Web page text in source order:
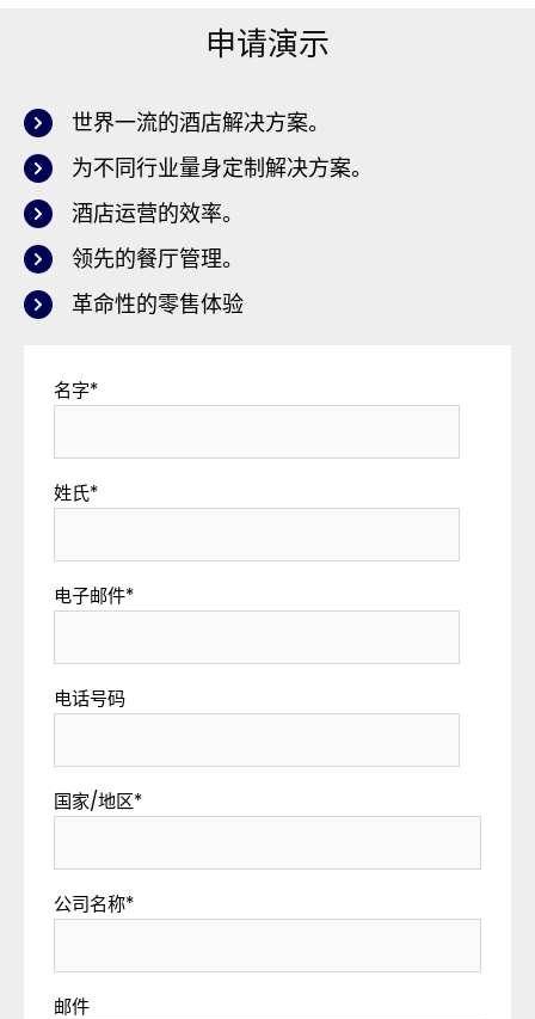
申请演示
世界一流的酒店解决方案。
为不同行业量身定制解决方案。
酒店运营的效率。
领先的餐厅管理。
革命性的零售体验
名字*
姓氏*
电子邮件*
电话号码
国家/地区*
公司名称*
邮件